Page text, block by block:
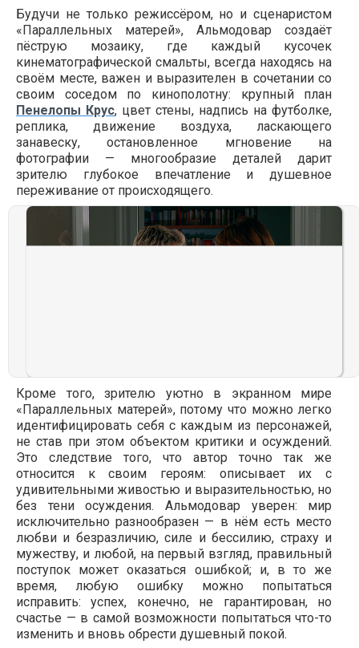
Будучи не только режиссёром, но и сценаристом
«Параллельных матерей», Альмодовар создаёт
пёструю мозаику, где каждый кусочек
кинематографической смальты, всегда находясь на
своём месте, важен и выразителен в сочетании со
своим соседом по кинополотну: крупный план
Пенелопы Крус, цвет стены, надпись на футболке,
реплика, движение воздуха, ласкающего
занавеску, остановленное мгновение на
фотографии — многообразие деталей дарит
зрителю глубокое впечатление и душевное
переживание от происходящего.
Кроме того, зрителю уютно в экранном мире
«Параллельных матерей», потому что можно легко
идентифицировать себя с каждым из персонажей,
не став при этом объектом критики и осуждений.
Это следствие того, что автор точно так же
относится к своим героям: описывает их с
удивительными живостью и выразительностью, но
без тени осуждения. Альмодовар уверен: мир
исключительно разнообразен — в нём есть место
любви и безразличию, силе и бессилию, страху и
мужеству, и любой, на первый взгляд, правильный
поступок может оказаться ошибкой; и, в то же
время, любую ошибку можно попытаться
исправить: успех, конечно, не гарантирован, но
счастье — в самой возможности попытаться что-то
изменить и вновь обрести душевный покой.